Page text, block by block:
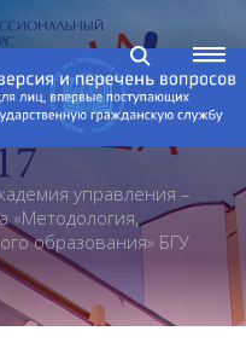
управления –
«Методология,
образования» БГУ